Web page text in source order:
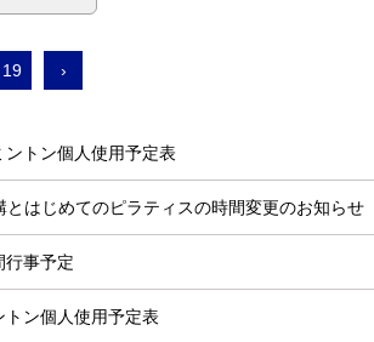
19 ›
トン個人使用予定表
とはじめてのピラティスの時間変更のお知らせ
行事予定
ン個人使用予定表